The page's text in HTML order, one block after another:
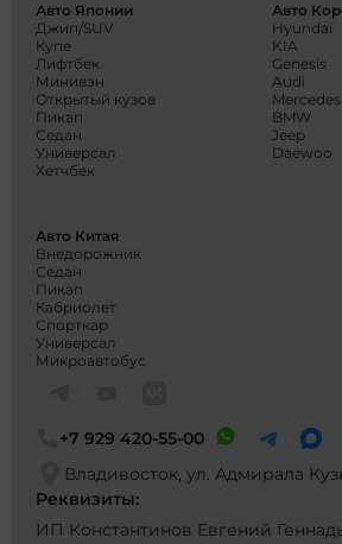
+7 929 420-55-00
Владивосток, ул. Адмирала
Реквизиты:
ИП Константинов Евгений
Авто Японии
Джип/SUV
Купе
Лифтбек
Минивэн
Открытый кузов
Пикап
Седан
Универсал
Хетчбек
Авто
Hyundai
KIA
Genesis
Audi
BMW
Jeep
Daewoo
Авто Китая
Внедорожник
Седан
Пикап
Кабриолет
Спорткар
Универсал
Микроавтобус